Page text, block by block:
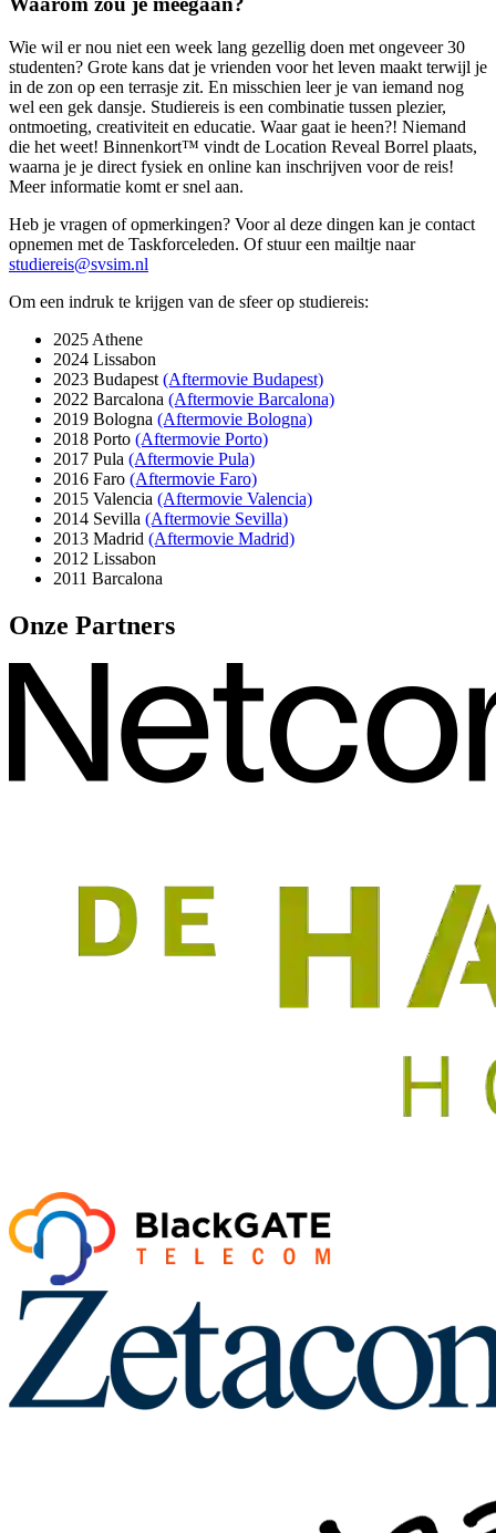
Wie wil er nou niet een week lang gezellig doen met ongeveer 30
studenten? Grote kans dat je vrienden voor het leven maakt terwijl je
in de zon op een terrasje zit. En misschien leer je van iemand nog
wel een gek dansje. Studiereis is een combinatie tussen plezier,
ontmoeting, creativiteit en educatie. Waar gaat ie heen?! Niemand
die het weet! Binnenkort™ vindt de Location Reveal Borrel plaats,
waarna je je direct fysiek en online kan inschrijven voor de reis!
Meer informatie komt er snel aan.
Heb je vragen of opmerkingen? Voor al deze dingen kan je contact
opnemen met de Taskforceleden. Of stuur een mailtje naar
studiereis@svsim.nl
Om een indruk te krijgen van de sfeer op studiereis:
2025 Athene
2024 Lissabon
2023 Budapest (Aftermovie Budapest)
2022 Barcalona (Aftermovie Barcalona)
2019 Bologna (Aftermovie Bologna)
2018 Porto (Aftermovie Porto)
2017 Pula (Aftermovie Pula)
2016 Faro (Aftermovie Faro)
2015 Valencia (Aftermovie Valencia)
2014 Sevilla (Aftermovie Sevilla)
2013 Madrid (Aftermovie Madrid)
2012 Lissabon
2011 Barcalona
Onze Partners